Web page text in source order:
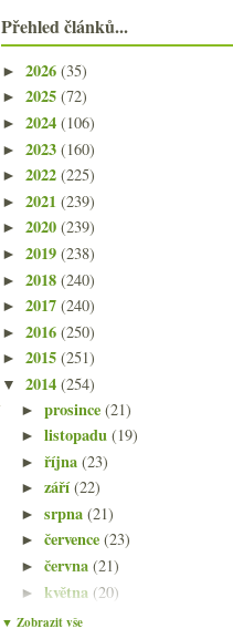
Přehled článků...
► 2026 (35)
► 2025 (72)
► 2024 (106)
► 2023 (160)
► 2022 (225)
► 2021 (239)
► 2020 (239)
► 2019 (238)
► 2018 (240)
► 2017 (240)
► 2016 (250)
► 2015 (251)
▼ 2014 (254)
►prosince(21)
►listopadu(19)
►října(23)
►září(22)
►srpna(21)
►července(23)
►června(21)
►května (20)
►dubna
▼ Zobrazit vše